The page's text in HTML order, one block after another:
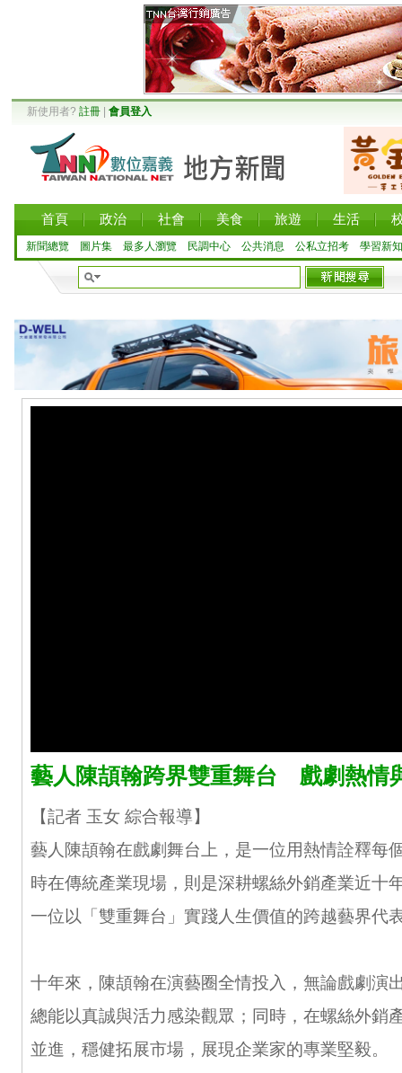
新使用者? 註冊 會員登入
首頁 政治 社會 美食 旅遊 生活
新聞總覽 圖片集 最多人瀏覽 民調中心 公共消息 公私立招考 學習新知
藝人陳頡翰跨界雙重舞台 戲劇熱情
【記者 玉女 綜合報導】
藝人陳頡翰在戲劇舞台上，是一位用熱情詮釋每
時在傳統產業現場，則是深耕螺絲外銷產業近十
一位以「雙重舞台」實踐人生價值的跨越藝界代
十年來，陳頡翰在演藝圈全情投入，無論戲劇演
總能以真誠與活力感染觀眾；同時，在螺絲外銷
並進，穩健拓展市場，展現企業家的專業堅毅。